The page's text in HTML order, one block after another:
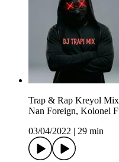
Trap & Rap Kreyol
Nan Foreign, Kolonel
03/04/2022
29 min